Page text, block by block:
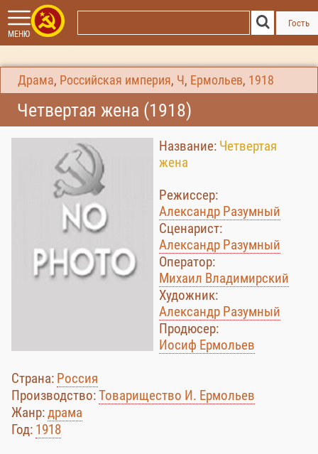
МЕНЮ
Гость
Драма, Российская империя, Ч , Ермольев, 1918
Четвертая жена (1918)
Название: Четвертая
жена
Режиссер:
Александр Разумный
Сценарист:
Александр Разумный
Оператор:
Михаил Владимирский
Художник:
Александр Разумный
Продюсер:
Иосиф Ермольев
Страна: Россия
Производство:Товарищество И. Ермольев
Жанр:драма
Год: 1918